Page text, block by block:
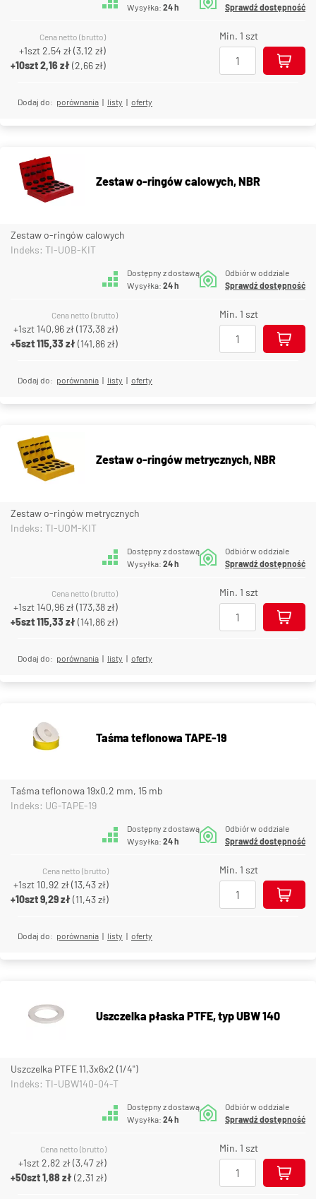
Wysyłka: 24 h
Sprawdź dostępność
Cena netto (brutto)
+1szt2,54 zł(3,12 zł)
+10szt2,16 zł(2,66 zł)
Min. 1 szt
Dodaj do: porównania | listy | oferty
Zestaw o-ringów calowych, NBR
Zestaw o-ringów calowych
Indeks: TI-UOB-KIT
Dostępny z dostawą
Wysyłka: 24 h
Odbiór w oddziale
Sprawdź dostępność
Cena netto (brutto)
+1szt 140,96 zł(173,38 zł)
+5szt115,33 zł(141,86 zł)
Min. 1 szt
Dodaj do: porównania | listy | oferty
Zestaw o-ringów metrycznych, NBR
Zestaw o-ringów metrycznych
Indeks: TI-UOM-KIT
Dostępny z dostawą
Wysyłka: 24 h
Odbiór w oddziale
Sprawdź dostępność
Cena netto (brutto)
+1szt 140,96 zł(173,38 zł)
+5szt115,33 zł(141,86 zł)
Min. 1 szt
Dodaj do: porównania | listy | oferty
Taśma teflonowa TAPE-19
Taśma teflonowa 19x0,2 mm, 15 mb
Indeks: UG-TAPE-19
Dostępny z dostawą
Wysyłka: 24 h
Odbiór w oddziale
Sprawdź dostępność
Cena netto (brutto)
+1szt 10,92 zł(13,43 zł)
+10szt9,29 zł(11,43 zł)
Min. 1 szt
Dodaj do: porównania | listy | oferty
Uszczelka płaska PTFE, typ UBW 140
Uszczelka PTFE 11,3x6x2 (1/4")
Indeks: TI-UBW140-04-T
Dostępny z dostawą
Wysyłka: 24 h
Odbiór w oddziale
Sprawdź dostępność
Cena netto (brutto)
+1szt2,82 zł(3,47 zł)
+50szt1,88 zł(2,31 zł)
Min. 1 szt